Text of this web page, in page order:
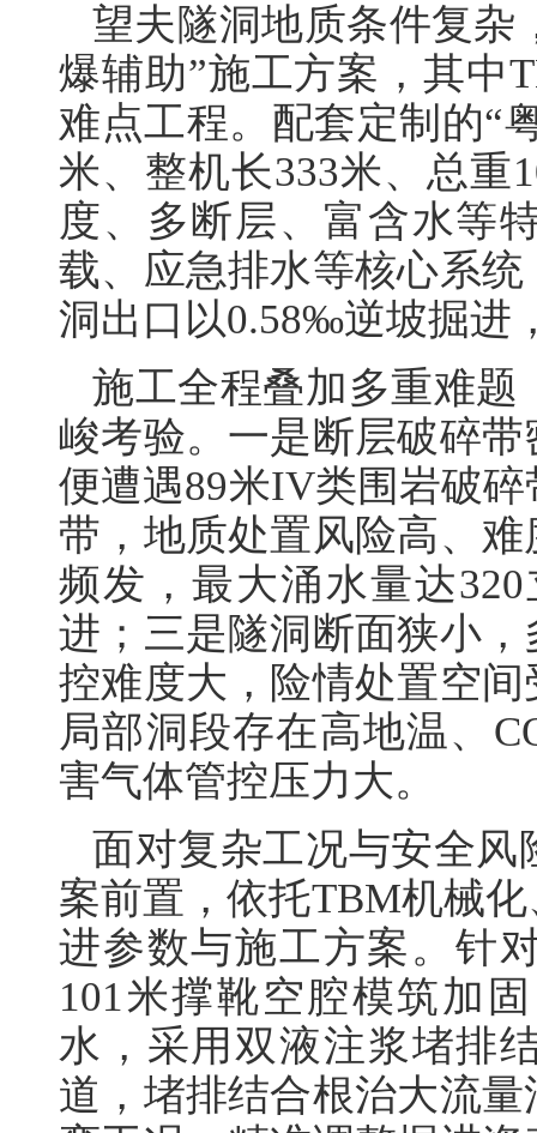
望夫隧洞地质条件复杂
爆辅助”施工方案，其中
难点工程。配套定制的“
米、整机长333米、总重
度、多断层、富含水等
载、应急排水等核心系
洞出口以0.58‰逆坡掘进
施工全程叠加多重难
峻考验。一是断层破碎
便遭遇89米IV类围岩破
带，地质处置风险高、
频发，最大涌水量达
进；三是隧洞断面狭小
控难度大，险情处置空
局部洞段存在高地温、
害气体管控压力大。
面对复杂工况与安全
案前置，依托TBM机械
进参数与施工方案。针
101米撑靴空腔模筑加
水，采用双液注浆堵排
道，堵排结合根治大流